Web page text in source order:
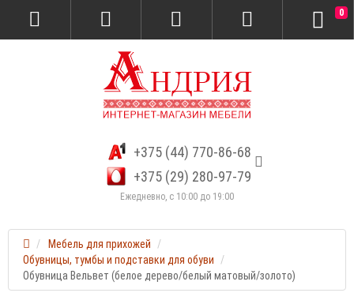
+375 (44) 770-86-68
+375 (29) 280-97-79
Ежедневно, с 10:00 до 19:00
0
Мебель для прихожей
Обувницы, тумбы и подставки для обуви
Обувница Вельвет (белое дерево/белый матовый/золото)